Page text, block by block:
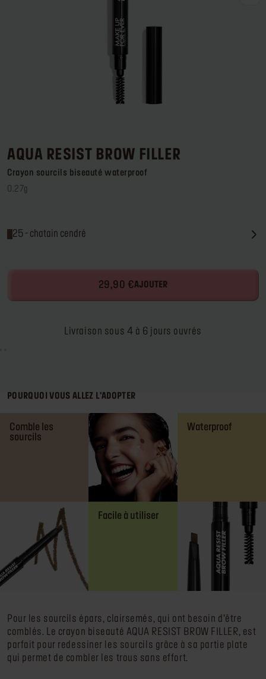
Se connecter ou s’inscrire
France (€)
AQUA RESIST BROW FILLER
Crayon sourcils biseauté waterproof
0.27g
25 - chatain cendré
29,90 €AJOUTER
Livraison sous 4 à 6 jours ouvrés
POURQUOI VOUS ALLEZ L'ADOPTER
Comble les
sourcils
Waterproof
Facile à utiliser
Pour les sourcils épars, clairsemés, qui ont besoin d’être
comblés. Le crayon biseauté AQUA RESIST BROW FILLER, est
parfait pour redessiner les sourcils grâce à sa partie plate
qui permet de combler les trous sans effort.